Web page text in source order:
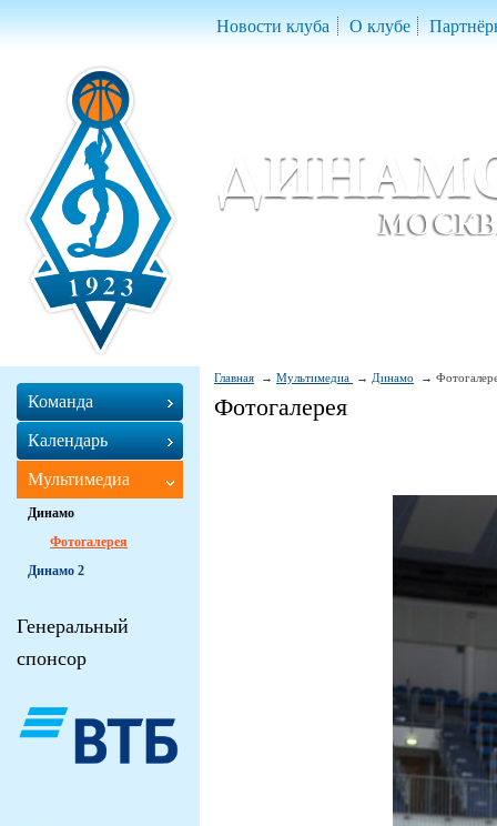
Новости клуба О клубе
Главная Мультимедиа Динамо
Фотогалерея
Команда
Календарь
Мультимедиа
Динамо
Фотогалерея
Динамо 2
Генеральный
спонсор